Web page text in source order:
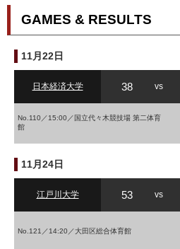
GAMES & RESULTS
11月22日
日本経済大学 38 vs
No.110／15:00／国立代々木競技場 第二体育
館
11月24日
江戸川大学 53 vs
No.121／14:20／大田区総合体育館